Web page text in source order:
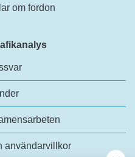
om fordon
användarvillkor